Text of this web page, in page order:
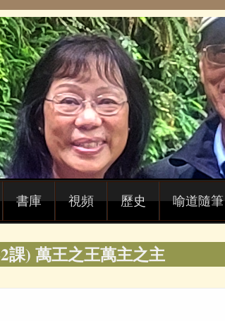
書庫 視頻 歷史 喻道隨筆
課) 萬王之王萬主之主